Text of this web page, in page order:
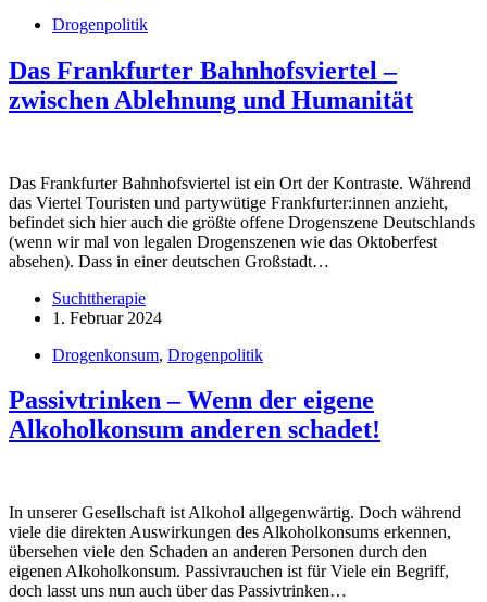
Drogenpolitik
Das Frankfurter Bahnhofsviertel –
zwischen Ablehnung und Humanität
Das Frankfurter Bahnhofsviertel ist ein Ort der Kontraste. Während
das Viertel Touristen und partywütige Frankfurter:innen anzieht,
befindet sich hier auch die größte offene Drogenszene Deutschlands
(wenn wir mal von legalen Drogenszenen wie das Oktoberfest
absehen). Dass in einer deutschen Großstadt…
Suchttherapie
1. Februar 2024
Drogenkonsum, Drogenpolitik
Passivtrinken – Wenn der eigene
Alkoholkonsum anderen schadet!
In unserer Gesellschaft ist Alkohol allgegenwärtig. Doch während
viele die direkten Auswirkungen des Alkoholkonsums erkennen,
übersehen viele den Schaden an anderen Personen durch den
eigenen Alkoholkonsum. Passivrauchen ist für Viele ein Begriff,
doch lasst uns nun auch über das Passivtrinken…